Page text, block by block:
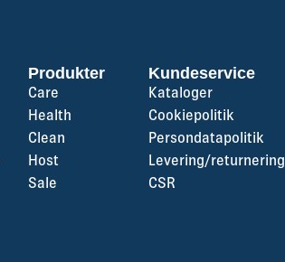
Produkter
Care
Health
Clean
Host
Sale
Kundeservice
Kataloger
Cookiepolitik
Persondatapolitik
Levering/returnering
CSR